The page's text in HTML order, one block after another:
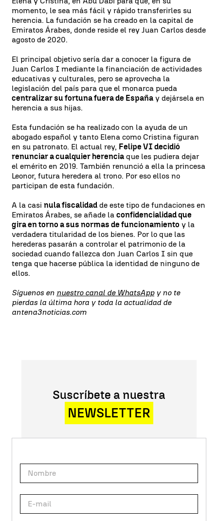
momento, le sea más fácil y rápido transferirles su
herencia. La fundación se ha creado en la capital de
Emiratos Árabes, donde reside el rey Juan Carlos desde
agosto de 2020.
El principal objetivo sería dar a conocer la figura de
Juan Carlos I mediante la financiación de actividades
educativas y culturales, pero se aprovecha la
legislación del país para que el monarca pueda
centralizar su fortuna fuera de España y dejársela en
herencia a sus hijas.
Esta fundación se ha realizado con la ayuda de un
abogado español y tanto Elena como Cristina figuran
en su patronato. El actual rey, Felipe VI decidió
renunciar a cualquier herencia que les pudiera dejar
el emérito en 2019. También renunció a ella la princesa
Leonor, futura heredera al trono. Por eso ellos no
participan de esta fundación.
A la casi nula fiscalidad de este tipo de fundaciones en
Emiratos Árabes, se añade la confidencialidad que
gira en torno a sus normas de funcionamiento y la
verdadera titularidad de los bienes. Por lo que las
herederas pasarán a controlar el patrimonio de la
sociedad cuando fallezca don Juan Carlos I sin que
tenga que hacerse pública la identidad de ninguno de
ellos.
Síguenos en nuestro canal de WhatsAppy no te
pierdas la última hora y toda la actualidad de
antena3noticias.com
Suscríbete a nuestra
NEWSLETTER